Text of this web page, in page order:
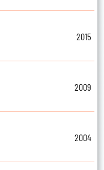
2015
2009
2004